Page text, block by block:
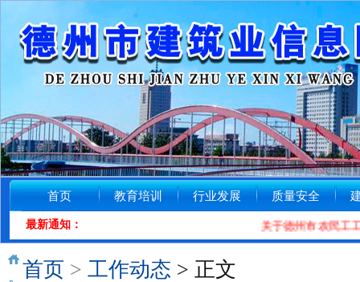
首页 教育培训 行业发展 质量安全
最新通知： 关于德州市农民工工资投
首页 > 工作动态 > 正文